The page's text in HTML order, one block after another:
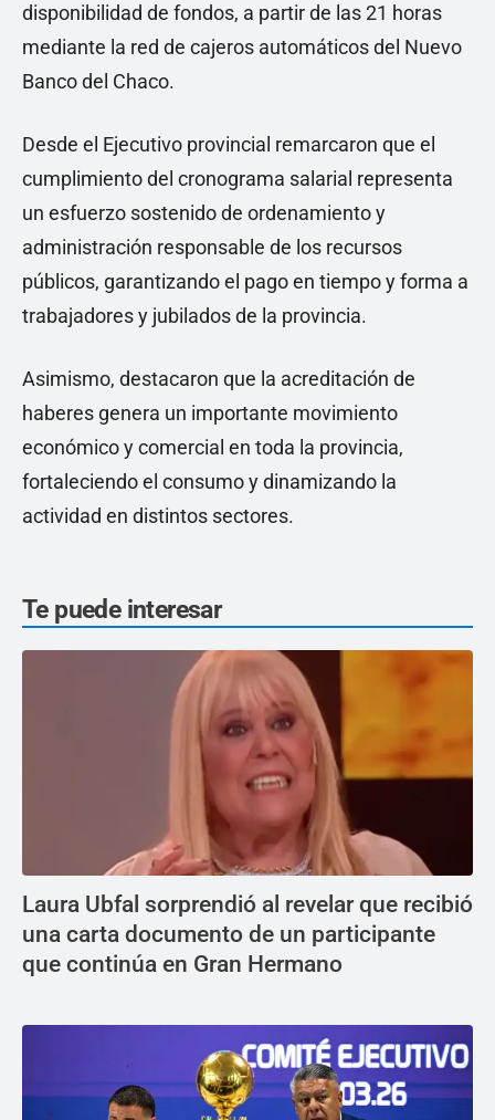
disponibilidad de fondos, a partir de las 21 horas
mediante la red de cajeros automáticos del Nuevo
Banco del Chaco.
Desde el Ejecutivo provincial remarcaron que el
cumplimiento del cronograma salarial representa
un esfuerzo sostenido de ordenamiento y
administración responsable de los recursos
públicos, garantizando el pago en tiempo y forma a
trabajadores y jubilados de la provincia.
Asimismo, destacaron que la acreditación de
haberes genera un importante movimiento
económico y comercial en toda la provincia,
fortaleciendo el consumo y dinamizando la
actividad en distintos sectores.
Te puede interesar
Laura Ubfal sorprendió al revelar que recibió
una carta documento de un participante
que continúa en Gran Hermano